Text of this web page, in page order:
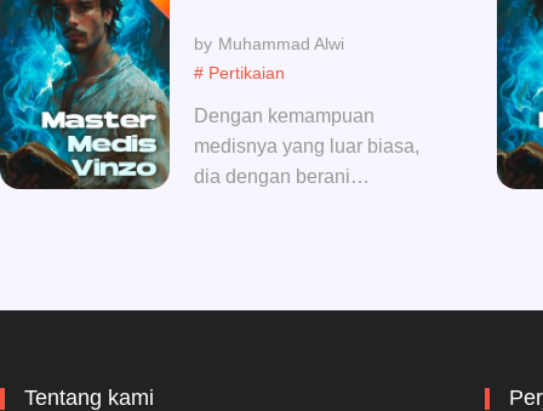
# Pertikaian
Muhammad Alwi
Dengan kemampuan
medisnya yang luar biasa,
dia dengan berani
Tentang kami